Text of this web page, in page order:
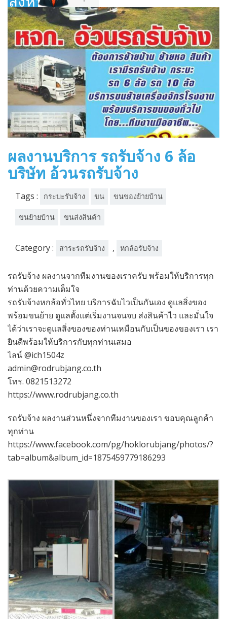
2018
ผลงานบริการ รถรับจ้าง 6 ล้อ
บริษัท อ้วนรถรับจ้าง
Tags : กระบะรับจ้าง ขน ขนของย้ายบ้าน
ขนย้ายบ้าน ขนส่งสินค้า
Category : สาระรถรับจ้าง , หกล้อรับจ้าง
รถรับจ้าง ผลงานจากทีมงานของเราครับ พร้อมให้บริการทุก
ท่านด้วยความเต็มใจ
รถรับจ้างหกล้อทั่วไทย บริการฉับไวเป็นกันเอง ดูแลสิ่งของ
พร้อมขนย้าย ดูแลตั้งแต่เริ่มงานจนจบ ส่งสินค้าไว และมั่นใจ
ได้ว่าเราจะดูแลสิ่งของของท่านเหมือนกับเป็นของของเรา เรา
ยินดีพร้อมให้บริการกับทุกท่านเสมอ
ไลน์ @ich1504z
admin@rodrubjang.co.th
โทร. 0821513272
https://www.rodrubjang.co.th
รถรับจ้าง ผลงานส่วนหนึ่งจากทีมงานของเรา ขอบคุณลูกค้า
ทุกท่าน
https://www.facebook.com/pg/hoklorubjang/photos/?
tab=album&album_id=1875459779186293